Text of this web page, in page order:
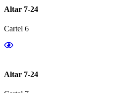
Altar 7-24
Cartel 6
Altar 7-24